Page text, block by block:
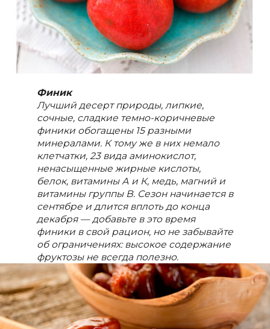
Финик
Лучший десерт природы, липкие,
сочные, сладкие темно-коричневые
финики обогащены 15 разными
минералами. К тому же в них немало
клетчатки, 23 вида аминокислот,
ненасыщенные жирные кислоты,
белок, витамины А и К, медь, магний и
витамины группы B. Сезон начинается в
сентябре и длится вплоть до конца
декабря — добавьте в это время
финики в свой рацион, но не забывайте
об ограничениях: высокое содержание
фруктозы не всегда полезно.